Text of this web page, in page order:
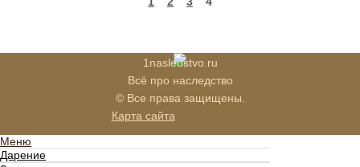
1nasledstvo.ru
Всё про наследство
© Все права защищены.
Карта сайта
Меню
Дарение